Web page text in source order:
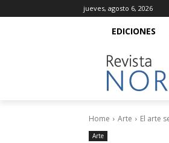
jueves, agosto 6, 2026
EDICIONES
Home Arte El arte
Arte